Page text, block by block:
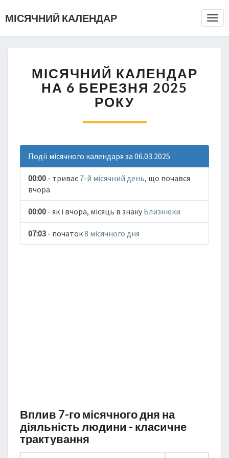
МІСЯЧНИЙ КАЛЕНДАР
МІСЯЧНИЙ КАЛЕНДАР
НА 6 БЕРЕЗНЯ 2025
РОКУ
Події місячного календаря за 06.03.2025
00:00 - триває 7-й місячний день, що почався
вчора
00:00 - як і вчора, місяць в знаку Близнюки
07:03 - початок8 місячного дня
Вплив 7-го місячного дня на
діяльність людини - класичне
трактування